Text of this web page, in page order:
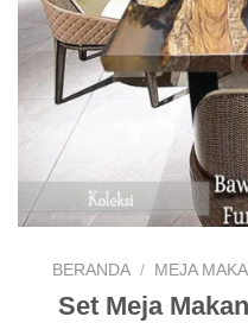
BERANDA / MEJA
Set Meja